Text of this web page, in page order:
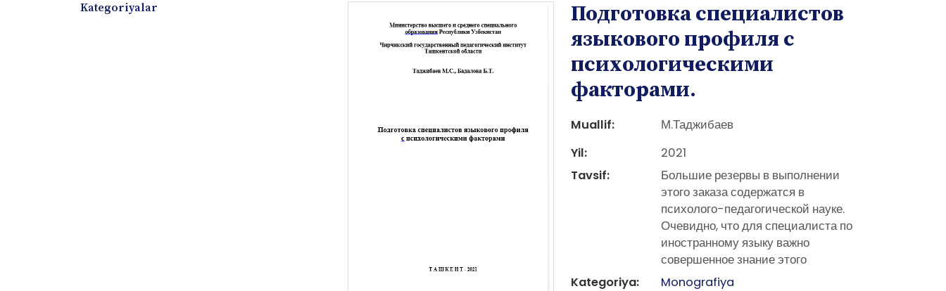
Kategoriyalar
Подготовка специалистов
языкового профиля с
психологическими
факторами.
Muallif:
М.Таджибаев
Yil:
2021
Tavsif:
Большие резервы в выполнении
этого заказа содержатся в
психолого-педагогической науке.
Очевидно, что для специалиста по
иностранному языку важно
совершенное знание этого
Kategoriya:
Monografiya